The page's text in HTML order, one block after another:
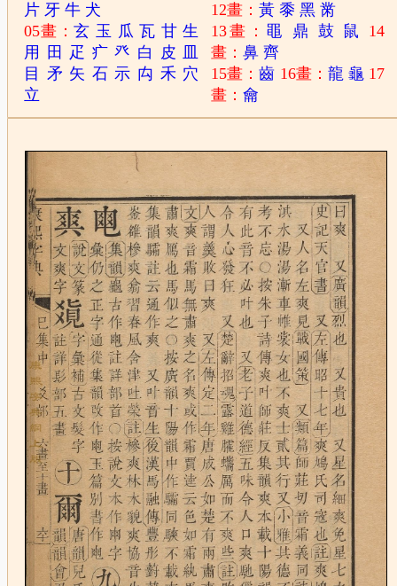
片 牙 牛 犬
05畫：玄 玉 瓜 瓦 甘 生
用
田 疋 疒 癶 白 皮
目
矛 矢 石 示 禸 禾 穴
立
12畫：黃 黍 黑 黹
13畫： 黽 鼎 鼓 鼠
14
畫：鼻 齊
15畫：齒 16畫： 龍 龜 17
畫：龠